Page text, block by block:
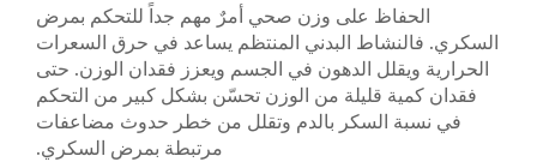
الحفاظ على وزن صحي أمرٌ مهم جداً للتحكم بمرض
السكري. فالنشاط البدني المنتظم يساعد في حرق السعرات
الحرارية ويقلل الدهون في الجسم ويعزز فقدان الوزن. حتى
فقدان كمية قليلة من الوزن تحسّن بشكل كبير من التحكم
في نسبة السكر بالدم وتقلل من خطر حدوث مضاعفات
مرتبطة بمرض السكري.